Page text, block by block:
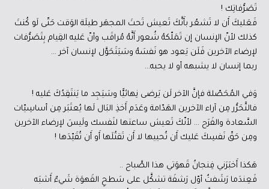
تَصَرُّفاتِك !
فَعَليكَ أَن لا تَشعُر بأَنَّكَ تَعيش تَحتَ المجهَر طيلَة الوَقت حَتّى لَو كُنتَ
كذلك لأنّ الإنسان إن تَمَلّكهُ شُعور أَنَّهُ مُراقَب وأنّ عَليه القِيام بِتَصَرُّفات
لإرضاء الآخرين فَلَن يَعود هو نَفسَهُ وسَيَتَحَوَّل لإنسان آخر …
ربما إنسان لا يشبهه أو لا يحبه…
وَفي المُحَصّلة فإنَّ الآخر لَن يَرضى نِهائيًّا وسَيَجِد ما يَنتَقِدُكَ عَليه !
فالتَّحَرُّر مِن آراء الآخرين الهَدّامة وعَدَم أَخذِ البَال لَها يُعتَبَر مِن أساسِيّات
السَّعادة والفَرَح … لأنّكَ تَعيش ساعتها لنَفسك ولَيسَ لإرضاء الآخرين
ومِن حَقّ نَفسِكَ عَليك أَن تُحييها لا أَن تَقتُلَها أَو أَن تُقَيّدَها !
هَكذا أَخبَرَني فِنجانُ قَهوَتي هذا الصَّباح ..
فَعِندَما رَشَفتُ أوّل رَشفَة تشكَّل على سَطحِ القَهوَة شَيءٌ أَشبَه